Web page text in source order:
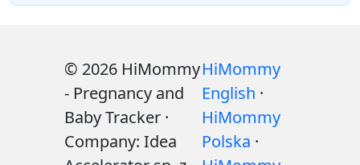
© 2026 HiMommy
- Pregnancy and
Baby Tracker ·
Company: Idea
HiMommy
English ·
HiMommy
Polska ·